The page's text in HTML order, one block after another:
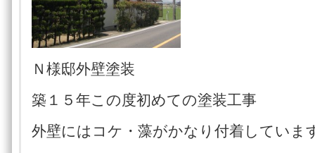
Ｎ様邸外壁塗
築１５年この度初めての塗装工事
外壁にはコケ・藻がかなり付着していま